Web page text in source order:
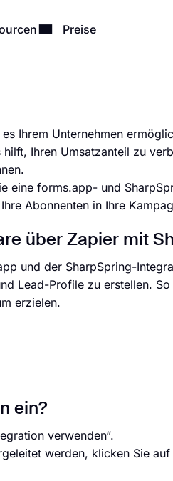
Preise
Ihrem Unternehmen
Ihren Umsatzanteil zu
eine forms.app- und
Abonnenten in Ihre
über Zapier mit
und der SharpSpring-
Lead-Profile zu erstellen.
erzielen.
ein?
verwenden“.
werden, klicken Sie